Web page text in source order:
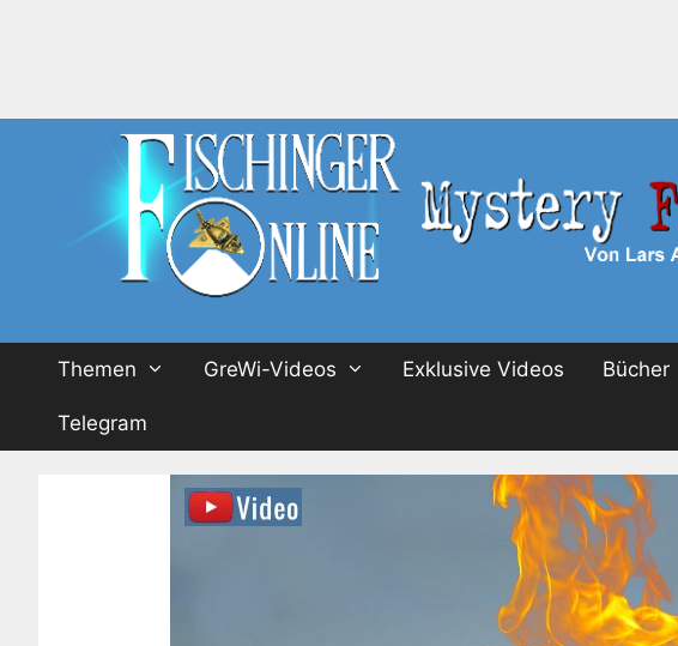
Themen GreWi-Videos Exklusive Videos Bücher
Telegram